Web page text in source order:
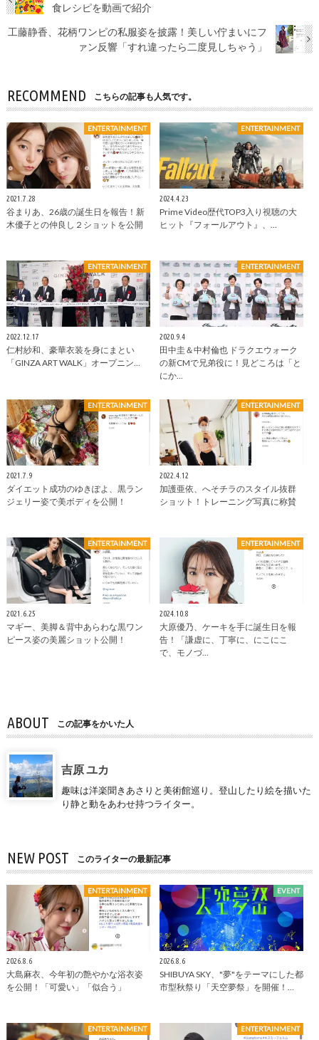
食レシピを動画で紹介
工藤静香、花柄ワンピの私服姿を披露！美しい佇まいにフ
ァン反響「すれ違ったら二度見しちゃう」
RECOMMEND こちらの記事も人気です。
ENTERTAINMENT
2021.7.28
谷まりあ、26歳の誕生日を報告！新
木優子との仲良し２ショットを公開
ENTERTAINMENT
2024.4.23
Prime Video歴代TOP3入り視聴の大
ヒット『フォールアウト』、…
ENTERTAINMENT
2022.12.17
仁村紗和、豪華衣装を身にまとい
「GINZA ART WALK」オープニン…
ENTERTAINMENT
2020.9.4
田中圭＆中村倫也 ドラクエウォーク
の新CMで兄弟役に！見どころは「と
にか…
ENTERTAINMENT
2021.7.9
ダイエット成功のゆきぽよ、黒ラン
ジェリー姿で美ボディを公開！
ENTERTAINMENT
2022.4.12
加護亜依、へそチラのスタイル抜群
ショット！トレーニング写真に称賛
ENTERTAINMENT
2021.6.25
マギー、美脚＆背中あらわな黒ワン
ピース姿の美麗ショット公開！
ENTERTAINMENT
2024.10.8
大原優乃、ケーキを手に誕生日を報
告！「謙虚に、丁寧に、にこにこ
で、モノづ…
ABOUT この記事をかいた人
吉原 ユカ
趣味は洋楽聞きあさりと美術館巡り。登山したり絵を描いた
り静と動をあわせ持つライター。
NEW POST このライターの最新記事
ENTERTAINMENT
2026.8.6
大島麻衣、今年初の艶やかな浴衣姿
を公開！「可愛い」「似合う」
EVENT
2026.8.6
SHIBUYA SKY、"夢"をテーマにした都
市型秋祭り「天空夢祭」を開催！…
ENTERTAINMENT ENTERTAINMENT